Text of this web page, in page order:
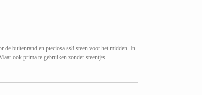
buitenrand en preciosa ss8 steen voor het midden. In
ook prima te gebruiken zonder steentjes.